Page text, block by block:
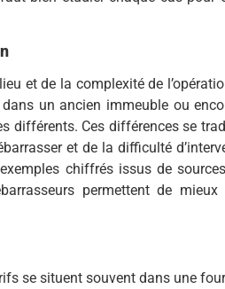
et de la complexité de
un ancien immeuble ou
différents. Ces différences se
et de la difficulté
chiffrés issus de
permettent de mieux
se situent souvent dans une